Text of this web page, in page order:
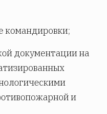
командировки;
документации на
и